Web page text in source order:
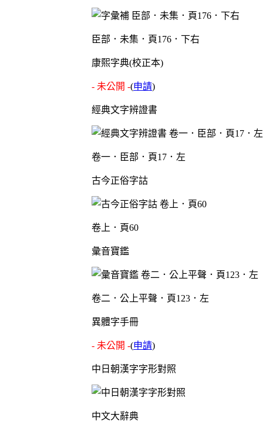
臣部．未集．頁176．下右
康熙字典(校正本)
- 未公開 -(申請)
經典文字辨證書
卷一．臣部．頁17．左
古今正俗字詁
卷上．頁60
彙音寶鑑
卷二．公上平聲．頁123．左
異體字手冊
- 未公開 -(申請)
中日朝漢字字形對照
中文大辭典